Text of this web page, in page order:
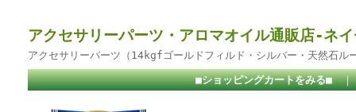
アクセサリーパーツ・アロマオイル通販店-ネ
アクセサリーパーツ（14kgfゴールドフィルド・シルバー・天然石ル
■ショッピングカートをみる■